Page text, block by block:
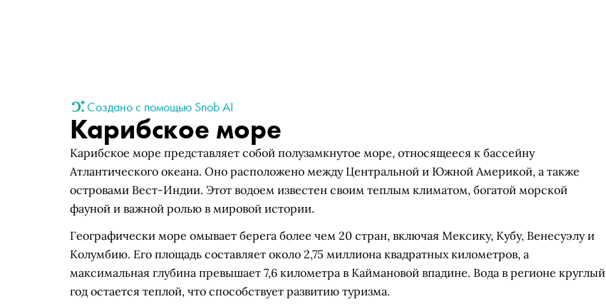
Создано с помощью Snob AI
Карибское море
Карибское море представляет собой полузамкнутое море, относящееся к бассейну
Атлантического океана. Оно расположено между Центральной и Южной Америкой, а также
островами Вест-Индии. Этот водоем известен своим теплым климатом, богатой морской
фауной и важной ролью в мировой истории.
Географически море омывает берега более чем 20 стран, включая Мексику, Кубу, Венесуэлу и
Колумбию. Его площадь составляет около 2,75 миллиона квадратных километров, а
максимальная глубина превышает 7,6 километра в Каймановой впадине. Вода в регионе круглый
год остается теплой, что способствует развитию туризма.